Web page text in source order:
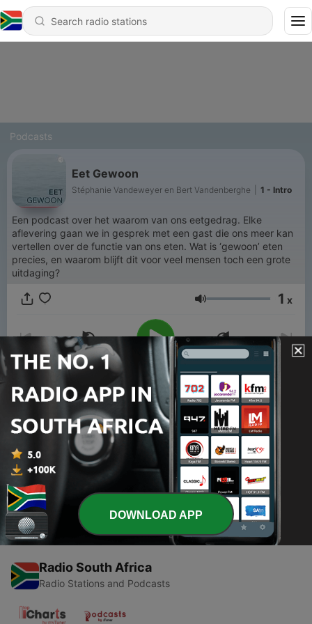
Podcasts
Eet Gewoon
Stéphanie Vandeweyer en Bert Vandenberghe 1 - Intro
Een podcast over het waarom van ons eetgedrag. Elke
aflevering gaan we in gesprek met een gast die ons meer kan
vertellen over de functie van ons eten. Wat is ‘gewoon’ eten
precies, en waarom blijft dit voor veel mensen toch een grote
uitdaging?
Volume 1 x
00:00
Episodes
1 - Intro
17 Aug 2020
Radio South Africa
Radio Stations and Podcasts
DOWNLOAD APP